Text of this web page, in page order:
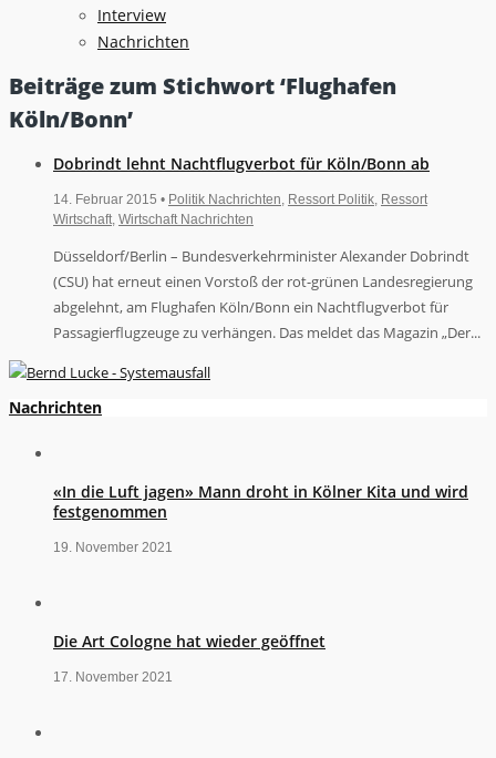
Interview
Nachrichten
Beiträge zum Stichwort ‘Flughafen
Köln/Bonn’
Dobrindt lehnt Nachtflugverbot für Köln/Bonn ab
14. Februar 2015 • Politik Nachrichten, Ressort Politik, Ressort
Wirtschaft, Wirtschaft Nachrichten
Düsseldorf/Berlin – Bundesverkehrminister Alexander Dobrindt
(CSU) hat erneut einen Vorstoß der rot-grünen Landesregierung
abgelehnt, am Flughafen Köln/Bonn ein Nachtflugverbot für
Passagierflugzeuge zu verhängen. Das meldet das Magazin „Der...
Nachrichten
«In die Luft jagen» Mann droht in Kölner Kita und wird
festgenommen
19. November 2021
Die Art Cologne hat wieder geöffnet
17. November 2021